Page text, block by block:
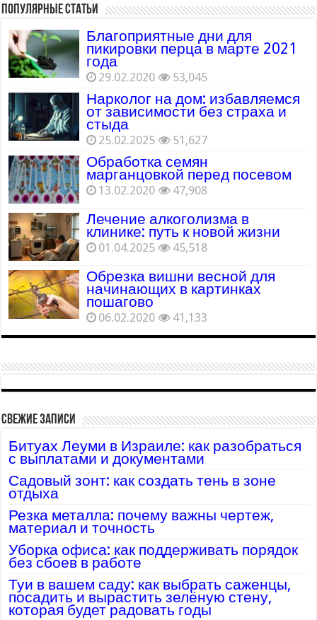
Популярные статьи
Благоприятные дни для
пикировки перца в марте 2021
года
29.02.2020 53,045
Нарколог на дом: избавляемся
от зависимости без страха и
стыда
25.02.2025 51,627
Обработка семян
марганцовкой перед посевом
13.02.2020 47,908
Лечение алкоголизма в
клинике: путь к новой жизни
01.04.2025 45,518
Обрезка вишни весной для
начинающих в картинках
пошагово
06.02.2020 41,133
Свежие записи
Битуах Леуми в Израиле: как разобраться
с выплатами и документами
Садовый зонт: как создать тень в зоне
отдыха
Резка металла: почему важны чертеж,
материал и точность
Уборка офиса: как поддерживать порядок
без сбоев в работе
Туи в вашем саду: как выбрать саженцы,
посадить и вырастить зелёную стену,
которая будет радовать годы